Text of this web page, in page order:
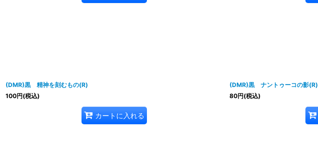
(DMR)黒 精神を刻むもの(R)
100円(税込)
カートに入れる
(DMR)黒 ナントゥーコの影(R)
80円(税込)